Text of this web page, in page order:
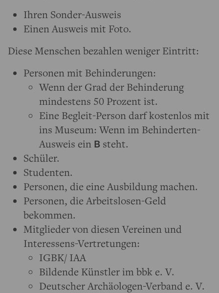
Ihren Sonder-Ausweis
Einen Ausweis mit Foto.
Diese Menschen bezahlen weniger Eintritt:
Personen mit Behinderungen:
Wenn der Grad der Behinderung
mindestens 50 Prozent ist.
Eine Begleit-Person darf kostenlos mit
ins Museum: Wenn im Behinderten-
Ausweis ein B steht.
Schüler.
Studenten.
Personen, die eine Ausbildung machen.
Personen, die Arbeitslosen-Geld
bekommen.
Mitglieder von diesen Vereinen und
Interessens-Vertretungen:
IGBK/ IAA
Bildende Künstler im bbk e. V.
Deutscher Archäologen-Verband e. V.